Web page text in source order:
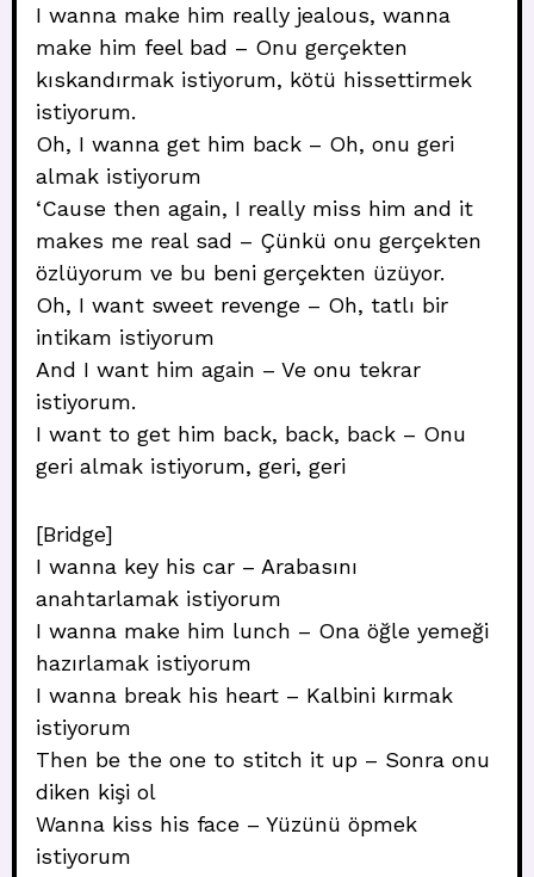
I wanna make him really jealous, wanna
make him feel bad – Onu gerçekten
kıskandırmak istiyorum, kötü hissettirmek
istiyorum.
Oh, I wanna get him back – Oh, onu geri
almak istiyorum
‘Cause then again, I really miss him and it
makes me real sad – Çünkü onu gerçekten
özlüyorum ve bu beni gerçekten üzüyor.
Oh, I want sweet revenge – Oh, tatlı bir
intikam istiyorum
And I want him again – Ve onu tekrar
istiyorum.
I want to get him back, back, back – Onu
geri almak istiyorum, geri, geri
[Bridge]
I wanna key his car – Arabasını
anahtarlamak istiyorum
I wanna make him lunch – Ona öğle yemeği
hazırlamak istiyorum
I wanna break his heart – Kalbini kırmak
istiyorum
Then be the one to stitch it up – Sonra onu
diken kişi ol
Wanna kiss his face – Yüzünü öpmek
istiyorum